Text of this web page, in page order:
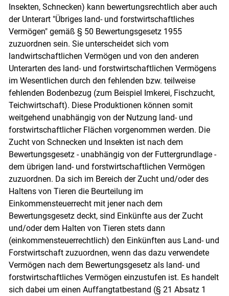
Insekten, Schnecken) kann bewertungsrechtlich aber auch
der Unterart "Übriges land- und forstwirtschaftliches
Vermögen" gemäß § 50 Bewertungsgesetz 1955
zuzuordnen sein. Sie unterscheidet sich vom
landwirtschaftlichen Vermögen und von den anderen
Unterarten des land- und forstwirtschaftlichen Vermögens
im Wesentlichen durch den fehlenden bzw. teilweise
fehlenden Bodenbezug (zum Beispiel Imkerei, Fischzucht,
Teichwirtschaft). Diese Produktionen können somit
weitgehend unabhängig von der Nutzung land- und
forstwirtschaftlicher Flächen vorgenommen werden. Die
Zucht von Schnecken und Insekten ist nach dem
Bewertungsgesetz - unabhängig von der Futtergrundlage -
dem übrigen land- und forstwirtschaftlichen Vermögen
zuzuordnen. Da sich im Bereich der Zucht und/​oder des
Haltens von Tieren die Beurteilung im
Einkommensteuerrecht mit jener nach dem
Bewertungsgesetz deckt, sind Einkünfte aus der Zucht
und/​oder dem Halten von Tieren stets dann
(einkommensteuerrechtlich) den Einkünften aus Land- und
Forstwirtschaft zuzuordnen, wenn das dazu verwendete
Vermögen nach dem Bewertungsgesetz als land- und
forstwirtschaftliches Vermögen einzustufen ist. Es handelt
sich dabei um einen Auffangtatbestand (§ 21 Absatz 1